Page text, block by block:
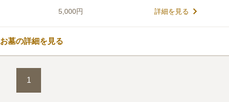
ので、近隣の山々を望むことができます。園内には多くの花や
木が植えられています。四季の移ろいを感じながらお参りする
ことができる環境です。宗教については在来仏教となっていま
す。園内には清潔に管理された水汲み場があります。遺骨の無
い方でもお墓を申し込むことができます。
男性
す。食事をするところは途中何軒かあり、特に困ることはありません
5,000円 詳細を見る
お墓の詳細を見る
1